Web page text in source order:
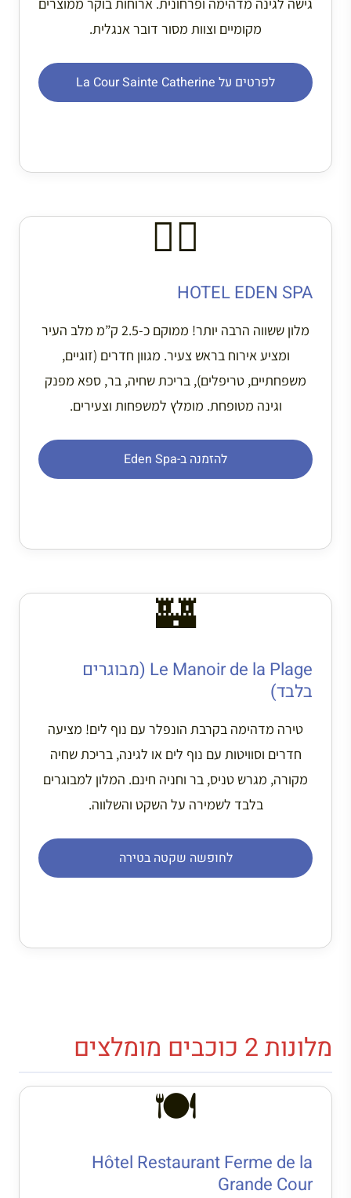
מקומיים וצוות מסור דובר אנגלית.
לפרטים על La Cour Sainte Catherine
🧖‍♀️
HOTEL EDEN SPA
מלון ששווה הרבה יותר! ממוקם כ-2.5 ק”מ מלב העיר
ומציע אירוח בראש צעיר. מגוון חדרים (זוגיים,
משפחתיים, טריפלים), בריכת שחיה, בר, ספא מפנק
וגינה מטופחת. מומלץ למשפחות וצעירים.
להזמנה ב-Eden Spa
🏰
Le Manoir de la Plage (מבוגרים
בלבד)
טירה מדהימה בקרבת הונפלר עם נוף לים! מציעה
חדרים וסוויטות עם נוף לים או לגינה, בריכת שחיה
מקורה, מגרש טניס, בר וחניה חינם. המלון למבוגרים
בלבד לשמירה על השקט והשלווה.
לחופשה שקטה בטירה
מלונות 2 כוכבים מומלצים
🍽️
Hôtel Restaurant Ferme de la
Grande Cour